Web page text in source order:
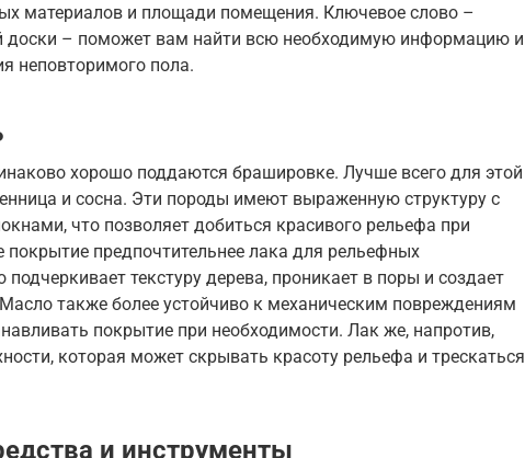
материалов и площади помещения. Ключевое слово –
доски – поможет вам найти всю необходимую информацию и
неповторимого пола.
хорошо поддаются брашировке. Лучше всего для этой
и сосна. Эти породы имеют выраженную структуру с
что позволяет добиться красивого рельефа при
предпочтительнее лака для рельефных
подчеркивает текстуру дерева, проникает в поры и создает
также более устойчиво к механическим повреждениям
покрытие при необходимости. Лак же, напротив,
которая может скрывать красоту рельефа и трескаться
и инструменты